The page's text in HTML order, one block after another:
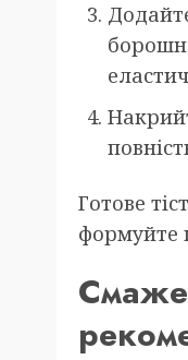
Готове
формуйте